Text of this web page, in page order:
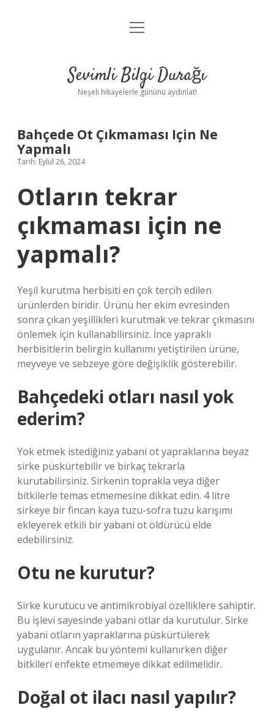
Anasayfa
Yasal Uyarı
menüyü
Sevimli Bilgi Durağı
Neşeli hikayelerle gününü aydınlat!
Bahçede Ot Çıkmaması Için Ne
Yapmalı
Tarih: Eylül 26, 2024
Otların tekrar
çıkmaması için ne
yapmalı?
Yeşil kurutma herbisiti en çok tercih edilen
ürünlerden biridir. Ürünü her ekim evresinden
sonra çıkan yeşillikleri kurutmak ve tekrar çıkmasını
önlemek için kullanabilirsiniz. İnce yapraklı
herbisitlerin belirgin kullanımı yetiştirilen ürüne,
meyveye ve sebzeye göre değişiklik gösterebilir.
Bahçedeki otları nasıl yok
ederim?
Yok etmek istediğiniz yabani ot yapraklarına beyaz
sirke püskürtebilir ve birkaç tekrarla
kurutabilirsiniz. Sirkenin toprakla veya diğer
bitkilerle temas etmemesine dikkat edin. 4 litre
sirkeye bir fincan kaya tuzu-sofra tuzu karışımı
ekleyerek etkili bir yabani ot öldürücü elde
edebilirsiniz.
Otu ne kurutur?
Sirke kurutucu ve antimikrobiyal özelliklere sahiptir.
Bu işlevi sayesinde yabani otlar da kurutulur. Sirke
yabani otların yapraklarına püskürtülerek
uygulanır. Ancak bu yöntemi kullanırken diğer
bitkileri enfekte etmemeye dikkat edilmelidir.
Doğal ot ilacı nasıl yapılır?